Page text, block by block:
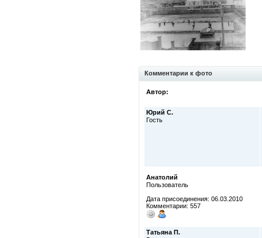
Комментарии к фото
Автор:
Юрий С.
Гость
Анатолий
Пользователь
Дата присоединения: 06.03.2010
Комментарии: 557
Татьяна П.